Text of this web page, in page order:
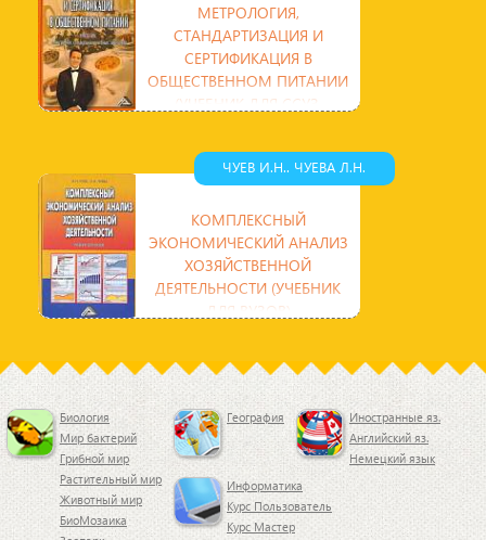
МЕТРОЛОГИЯ,
СТАНДАРТИЗАЦИЯ И
СЕРТИФИКАЦИЯ В
ОБЩЕСТВЕННОМ ПИТАНИИ
(УЧЕБНИК ДЛЯ ССУЗ,
В учебнике даны основные понятия
в области метрологии, роль
измерений в народном хозяйстве,
ЧУЕВ И.Н.. ЧУЕВА Л.Н.
КОМПЛЕКСНЫЙ
ЭКОНОМИЧЕСКИЙ АНАЛИЗ
ХОЗЯЙСТВЕННОЙ
ДЕЯТЕЛЬНОСТИ (УЧЕБНИК
ДЛЯ ВУЗОВ)
анализу Финансово-хозяйственной
деятельности
Биология
Мир бактерий
Грибной мир
Растительный мир
Животный мир
БиоМозаика
География
Иностранные яз.
Английский яз.
Немецкий язык
Информатика
Курс Пользователь
Курс Мастер